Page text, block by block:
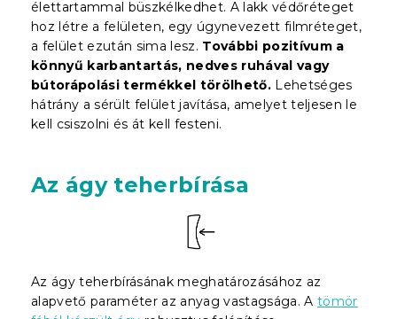
élettartammal büszkélkedhet. A lakk védőréteget
hoz létre a felületen, egy úgynevezett filmréteget,
a felület ezután sima lesz. További pozitívum a
könnyű karbantartás, nedves ruhával vagy
bútorápolási termékkel törölhető. Lehetséges
hátrány a sérült felület javítása, amelyet teljesen le
kell csiszolni és át kell festeni.
Az ágy teherbírása
Az ágy teherbírásának meghatározásához az
alapvető paraméter az anyag vastagsága. A tömör